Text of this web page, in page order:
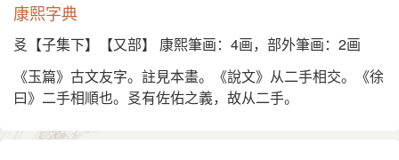
康熙字典
㕛【子集下】【又部】 康熙筆画：4画，部外筆画：2画
《玉篇》古文友字。註見本畫。《說文》从二手相交。《徐
曰》二手相順也。㕛有佐佑之義，故从二手。